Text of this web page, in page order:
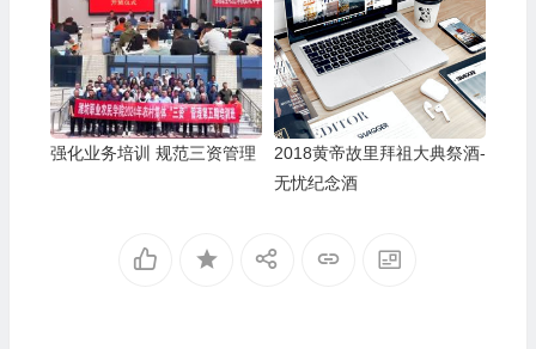
先”表彰活动
强化业务培训 规范三资管理
2018黄帝故里拜祖大典祭酒-
无忧纪念酒